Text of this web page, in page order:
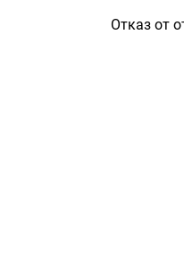
Отказ от